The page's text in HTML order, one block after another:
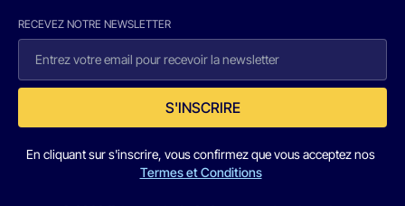
RECEVEZ NOTRE NEWSLETTER
S'INSCRIRE
En cliquant sur s'inscrire, vous confirmez que vous acceptez nos
Termes et Conditions